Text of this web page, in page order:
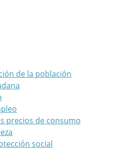
de la población
precios de consumo
social